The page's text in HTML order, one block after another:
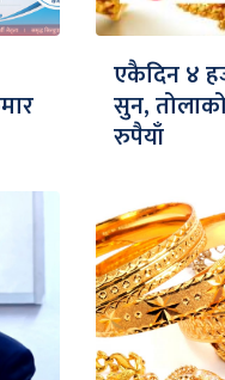
एकैदिन ४
सुन,
रुपैयाँ